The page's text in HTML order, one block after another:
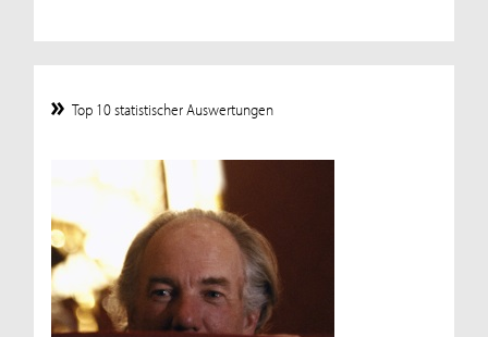
Top 10 statistischer Auswertungen